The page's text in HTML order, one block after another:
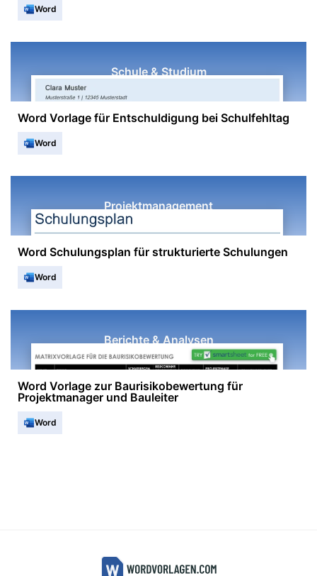
Word
Schule & Studium
Word Vorlage für Entschuldigung bei Schulfehltag
Word
Projektmanagement
Word Schulungsplan für strukturierte Schulungen
Word
Berichte & Analysen
Word Vorlage zur Baurisikobewertung für
Projektmanager und Bauleiter
Word